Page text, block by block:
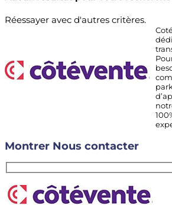
Réessayer avec d'autres critères.
Montrer Nous contacter